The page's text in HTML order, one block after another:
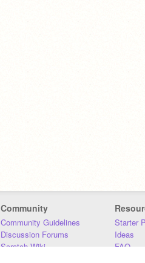
Community
Community Guidelines
Discussion Forums
Scratch Wiki
Starter
Ideas
FAQ